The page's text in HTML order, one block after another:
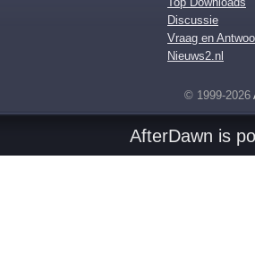
Discussie
Vraag en
Nieuws2.nl
© 1999-2026
AfterDawn is